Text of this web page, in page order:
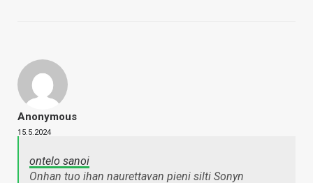
Anonymous
15.5.2024
ontelo sanoi
Onhan tuo ihan naurettavan pieni silti Sonyn